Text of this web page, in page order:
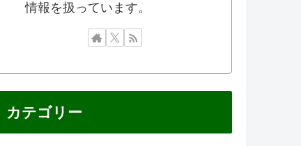
情報を扱っています。
カテゴリー